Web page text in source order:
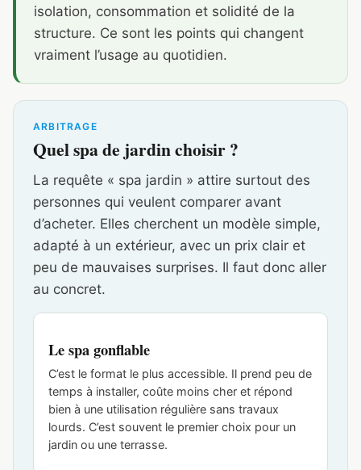
isolation, consommation et solidité de la
structure. Ce sont les points qui changent
vraiment l’usage au quotidien.
ARBITRAGE
Quel spa de jardin choisir ?
La requête « spa jardin » attire surtout des
personnes qui veulent comparer avant
d’acheter. Elles cherchent un modèle simple,
adapté à un extérieur, avec un prix clair et
peu de mauvaises surprises. Il faut donc aller
au concret.
Le spa gonflable
C’est le format le plus accessible. Il prend peu de
temps à installer, coûte moins cher et répond
bien à une utilisation régulière sans travaux
lourds. C’est souvent le premier choix pour un
jardin ou une terrasse.